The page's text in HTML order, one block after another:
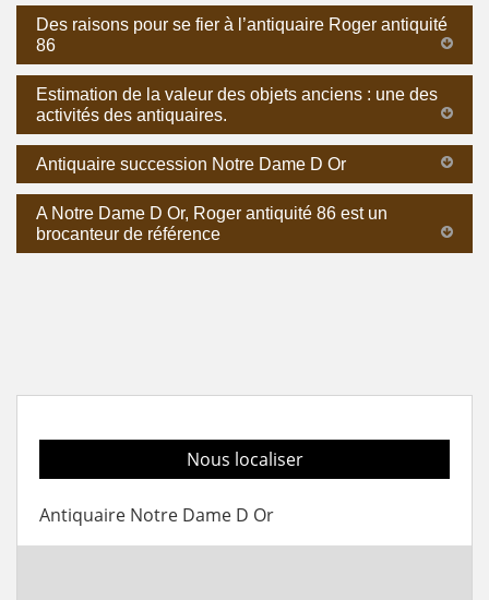
Des raisons pour se fier à l’antiquaire Roger antiquité
86
Estimation de la valeur des objets anciens : une des
activités des antiquaires.
Antiquaire succession Notre Dame D Or
A Notre Dame D Or, Roger antiquité 86 est un
brocanteur de référence
Nous localiser
Antiquaire Notre Dame D Or